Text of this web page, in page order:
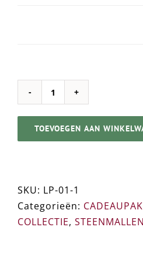
VERJAARDAG
PAKKET
➸
Cadeaupakket
aantal
TOEVOEGEN AAN
SKU: LP-01-1
Categorieën:
COLLECTIE, STEENMALLEN